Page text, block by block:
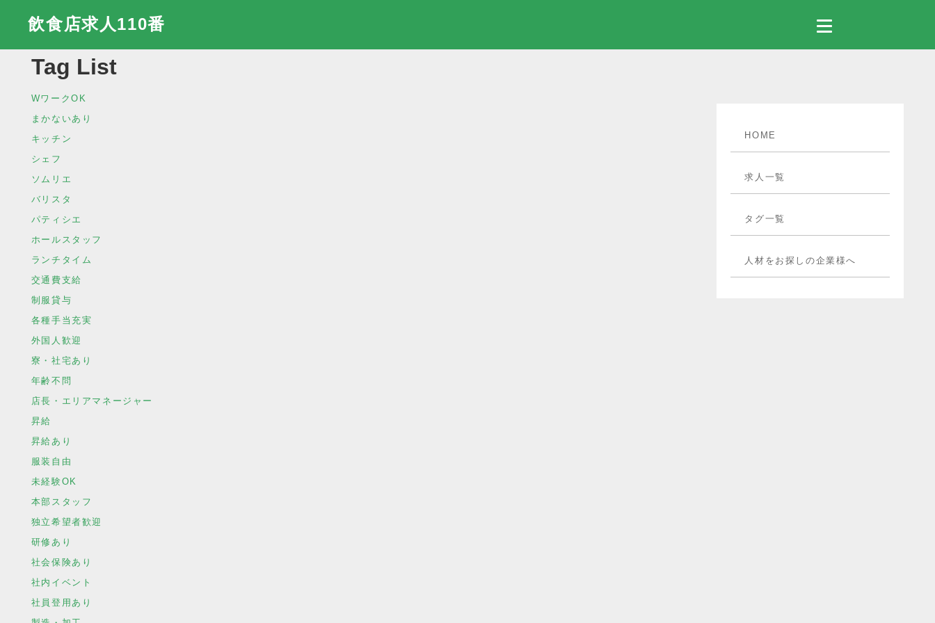
飲食店求人110番
Tag List
WワークOK
まかないあり
キッチン
シェフ
ソムリエ
バリスタ
パティシエ
ホールスタッフ
ランチタイム
交通費支給
制服貸与
各種手当充実
外国人歓迎
寮・社宅あり
年齢不問
店長・エリアマネージャー
昇給
昇給あり
服装自由
未経験OK
本部スタッフ
独立希望者歓迎
研修あり
社会保険あり
社内イベント
社員登用あり
HOME
求人一覧
タグ一覧
人材をお探しの企業様へ